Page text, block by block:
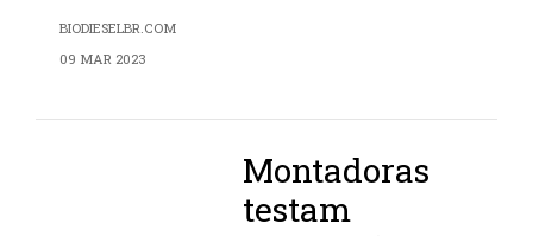
BIODIESELBR.COM
09 MAR 2023
Montadoras
testam